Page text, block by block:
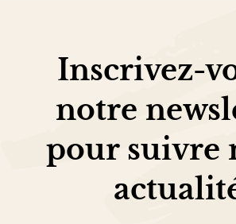
Inscrivez-
notre
pour suivre